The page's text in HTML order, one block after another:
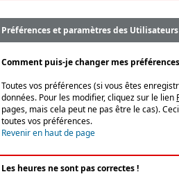
Préférences et paramètres des Utilisateurs
Comment puis-je changer mes
Toutes vos préférences (si vous êtes
données. Pour les modifier, cliquez sur le lien
pages, mais cela peut ne pas être le cas).
toutes vos préférences.
Revenir en haut de page
Les heures ne sont pas correctes !